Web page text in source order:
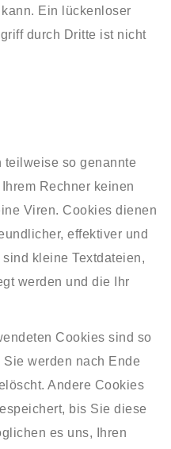
Ein lückenloser
durch Dritte ist nicht
teilweise so genannte
Rechner keinen
Viren. Cookies dienen
effektiver und
kleine Textdateien,
werden und die Ihr
Cookies sind so
Sie werden nach Ende
Andere Cookies
bis Sie diese
es uns, Ihren